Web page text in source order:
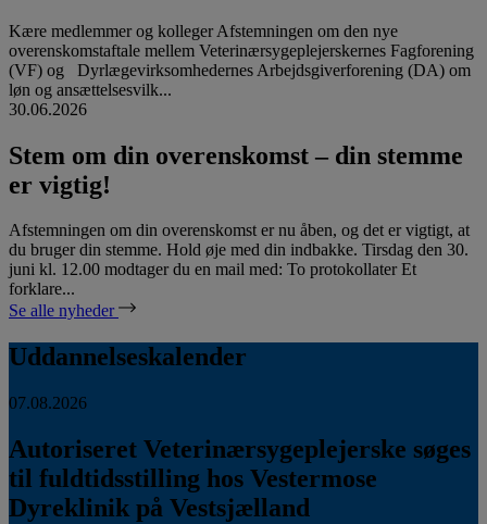
Kære medlemmer og kolleger Afstemningen om den nye
overenskomstaftale mellem Veterinærsygeplejerskernes Fagforening
(VF) og Dyrlægevirksomhedernes Arbejdsgiverforening (DA) om
løn og ansættelsesvilk...
30.06.2026
Stem om din overenskomst – din stemme
er vigtig!
Afstemningen om din overenskomst er nu åben, og det er vigtigt, at
du bruger din stemme. Hold øje med din indbakke. Tirsdag den 30.
juni kl. 12.00 modtager du en mail med: To protokollater Et
forklare...
Se alle nyheder
Uddannelseskalender
07.08.2026
Autoriseret Veterinærsygeplejerske søges
til fuldtidsstilling hos Vestermose
Dyreklinik på Vestsjælland